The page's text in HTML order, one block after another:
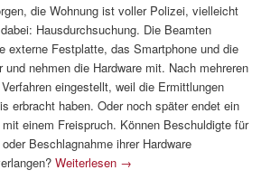
die Wohnung ist voller Polizei, vielleicht
Hausdurchsuchung. Die Beamten
externe Festplatte, das Smartphone und die
nehmen die Hardware mit. Nach mehreren
eingestellt, weil die Ermittlungen
erbracht haben. Oder noch später endet ein
einem Freispruch. Können Beschuldigte für
Beschlagnahme ihrer Hardware
Weiterlesen →